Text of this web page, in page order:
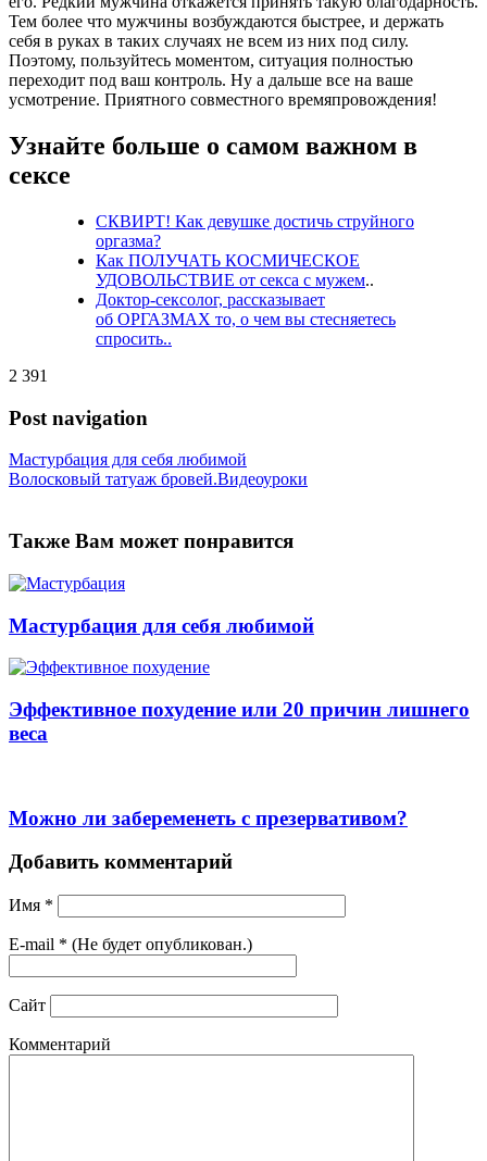
Тем более что мужчины возбуждаются быстрее, и держать
себя в руках в таких случаях не всем из них под силу.
Поэтому, пользуйтесь моментом, ситуация полностью
переходит под ваш контроль. Ну а дальше все на ваше
усмотрение. Приятного совместного времяпровождения!
Узнайте больше о самом важном в
сексе
СКВИРТ! Как девушке достичь струйного
оргазма?
Как ПОЛУЧАТЬ КОСМИЧЕСКОЕ
УДОВОЛЬСТВИЕ от секса с мужем..
Доктор-сексолог, рассказывает
об ОРГАЗМАХ то, о чем вы стесняетесь
спросить..
2 391
Post navigation
Мастурбация для себя любимой
Волосковый татуаж бровей.Видеоуроки
Также Вам может понравится
Мастурбация для себя любимой
Эффективное похудение или 20 причин лишнего
веса
Можно ли забеременеть с презервативом?
Добавить комментарий
Имя *
E-mail * (Не будет опубликован.)
Сайт
Комментарий